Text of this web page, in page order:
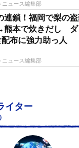
ニュース編集部
連鎖！福岡で梨の
熊本で炊きだし ダ
布に強力助っ人
ニュース編集部
イター